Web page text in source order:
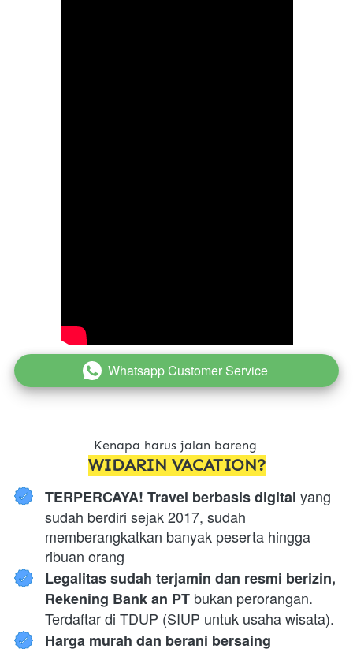
` Whatsapp Customer Service
Kenapa harus jalan bareng
WIDARIN VACATION?
TERPERCAYA! Travel berbasis digital yang
sudah berdiri sejak 2017, sudah
memberangkatkan banyak peserta hingga
ribuan orang
Legalitas sudah terjamin dan resmi berizin,
Rekening Bank an PT bukan perorangan.
Terdaftar di TDUP (SIUP untuk usaha wisata).